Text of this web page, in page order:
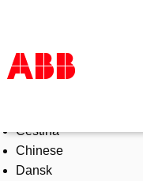
Products & Solutions
Industries
Services
Čeština
Chinese
Dansk